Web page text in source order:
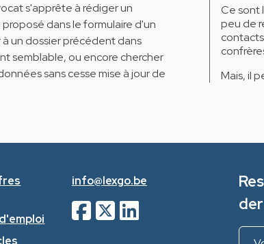
s'apprête à rédiger un
dans le formulaire d'un
un dossier précédent dans
semblable, ou encore chercher
sans cesse mise à jour de
Ce sont
peu de
Mais, il
info@lexgo.be